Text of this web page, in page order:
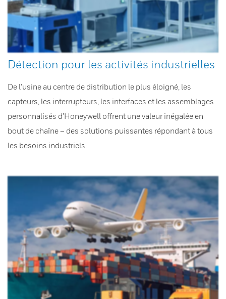
Détection pour les activités industrielles
De l’usine au centre de distribution le plus éloigné, les
capteurs, les interrupteurs, les interfaces et les assemblages
personnalisés d’Honeywell offrent une valeur inégalée en
bout de chaîne – des solutions puissantes répondant à tous
les besoins industriels.